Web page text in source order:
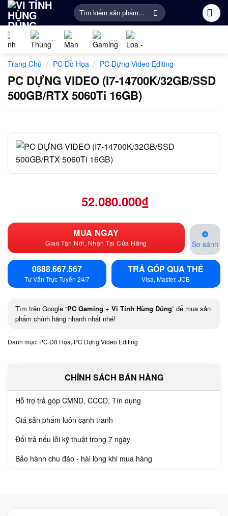
Bỏ
qua
nội
dung
Tìm
kiếm:
kiện
máy
tính
Gaming
Hình
Máy
Tính
Gear
thanh
Kiện
Khác
Trang Chủ / PC Đồ Họa / PC Dựng Video Editing
PC DỰNG VIDEO (I7-14700K/32GB/SSD
500GB/RTX 5060Ti 16GB)
52.080.000₫
MUA NGAY
Giao Tận Nơi, Nhận Tại Cửa Hàng So sánh
0888.667.567
Tư Vấn Trực Tuyến 24/7
TRẢ GÓP QUA THẺ
Visa, Master, JCB
Tìm trên Google “PC Gaming + Vi Tính Hùng Dũng” để mua sản
phẩm chính hãng nhanh nhất nhé!
Danh mục: PC Đồ Họa, PC Dựng Video Editing
CHÍNH SÁCH BÁN HÀNG
Hỗ trợ trả góp CMND, CCCD, Tín dụng
Giá sản phẩm luôn cạnh tranh
Đổi trả nếu lỗi kỹ thuật trong 7 ngày
Bảo hành chu đáo - hài lòng khi mua hàng